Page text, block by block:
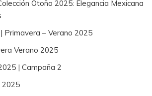
Otoño 2025: Elegancia Mexicana
Primavera – Verano 2025
Verano 2025
| Campaña 2
2025